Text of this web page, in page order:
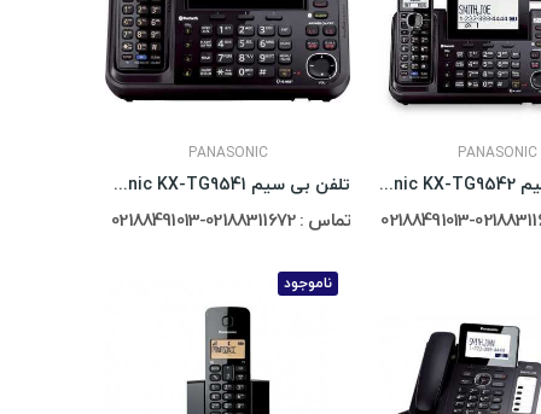
PANASONIC
تلفن بی سیم Panasonic KX-TG9542
PANASONIC
تلفن بی سیم Panasonic KX-TG9541
تماس : 02188311672-02188491013
ناموجود